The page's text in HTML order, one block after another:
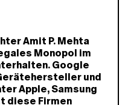
Amit P. Mehta
Monopol im
Google
und
Apple, Samsung
diese Firmen